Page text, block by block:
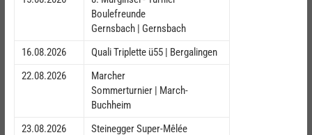
Boulefreunde
Gernsbach | Gernsbach
16.08.2026
Quali Triplette ü55 | Bergalingen
22.08.2026
Marcher
Sommerturnier | March-
Buchheim
23.08.2026
Steinegger Super-Mêlée